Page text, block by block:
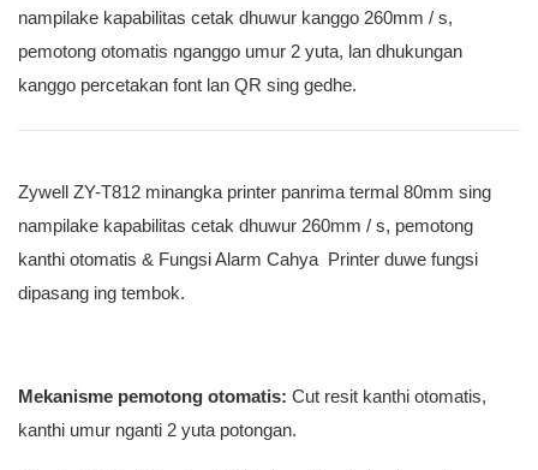
nampilake kapabilitas cetak dhuwur kanggo 260mm / s,
pemotong otomatis nganggo umur 2 yuta, lan dhukungan
kanggo percetakan font lan QR sing gedhe.
Zywell ZY-T812 minangka printer panrima termal 80mm sing
nampilake kapabilitas cetak dhuwur 260mm / s, pemotong
kanthi otomatis & Fungsi Alarm Cahya Printer duwe fungsi
dipasang ing tembok.
Mekanisme pemotong otomatis: Cut resit kanthi otomatis,
kanthi umur nganti 2 yuta potongan.